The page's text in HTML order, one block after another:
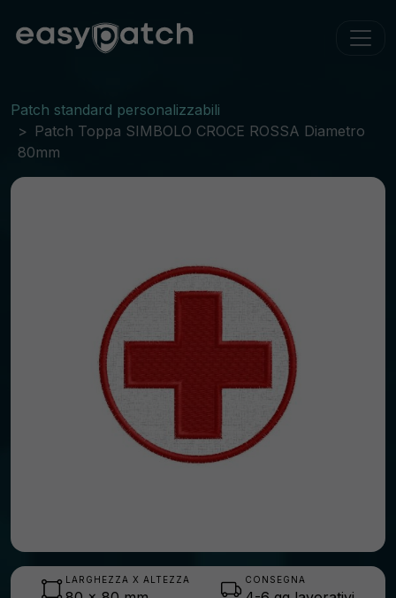
Patch standard personalizzabili
Patch Toppa SIMBOLO CROCE ROSSA Diametro
80mm
LARGHEZZA X ALTEZZA CONSEGNA